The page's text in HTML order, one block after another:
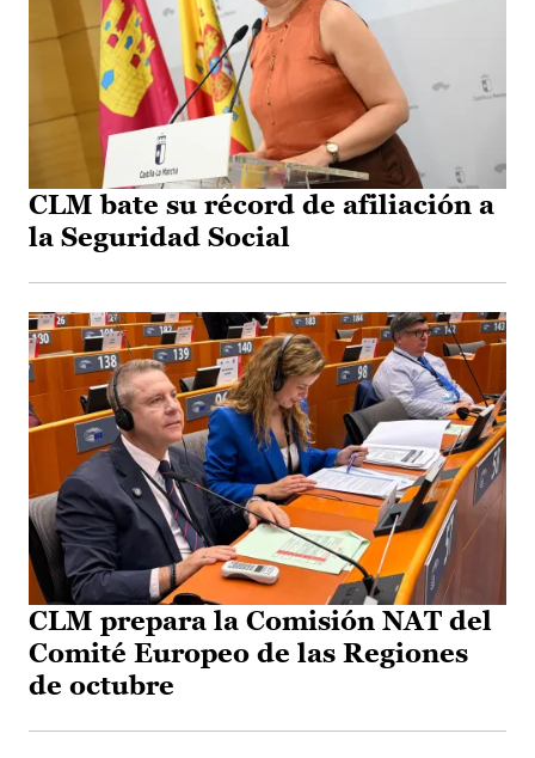
CLM bate su récord de afiliación a
la Seguridad Social
CLM prepara la Comisión NAT del
Comité Europeo de las Regiones
de octubre